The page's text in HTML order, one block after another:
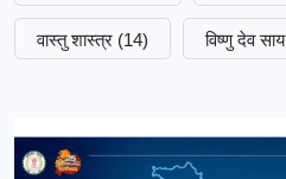
वास्तु शास्त्र (14) विष्णु देव साय